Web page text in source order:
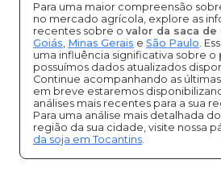
Para uma maior compreensão
no mercado agrícola, explore as
recentes sobre o valor da saca de
Goiás, Minas Gerais e São Paulo.
uma influência significativa sobre o
possuímos dados atualizados
Continue acompanhando as
em breve estaremos
análises mais recentes para a sua
Para uma análise mais detalhada
região da sua cidade, visite nossa
da soja em Tocantins.